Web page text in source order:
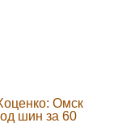
Омск
шин за 60